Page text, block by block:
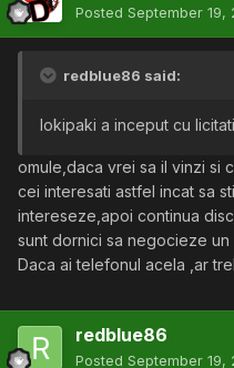
Posted September 19,
redblue86 said:
lokipaki a inceput cu
omule,daca vrei sa il vinzi si
cei interesati astfel incat sa
intereseze,apoi continua
sunt dornici sa negocieze un
Daca ai telefonul acela ,ar
redblue86
Posted September 19,